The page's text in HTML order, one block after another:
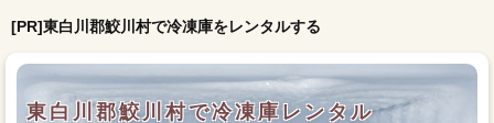
[PR]東白川郡鮫川村で冷凍庫をレンタルする
東白川郡鮫川村で冷凍庫レンタル